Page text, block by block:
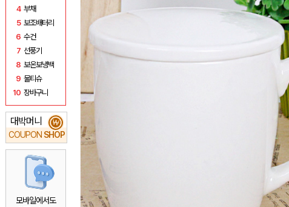
4 부채
5 보조배터리
6 수건
7 선풍기
8 보온보냉백
9 물티슈
10 장바구니
대박머니
COUPON SHOP
₩
모바일에서도